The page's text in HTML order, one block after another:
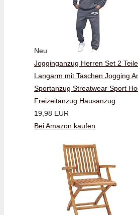
Neu
Jogginganzug Herren Set 2
Langarm mit Taschen Jogging
Sportanzug Streatwear Sport
Freizeitanzug Hausanzug
19,98 EUR
Bei Amazon kaufen